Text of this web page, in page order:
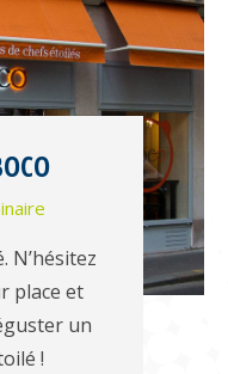
N’hésitez
place et
un
!